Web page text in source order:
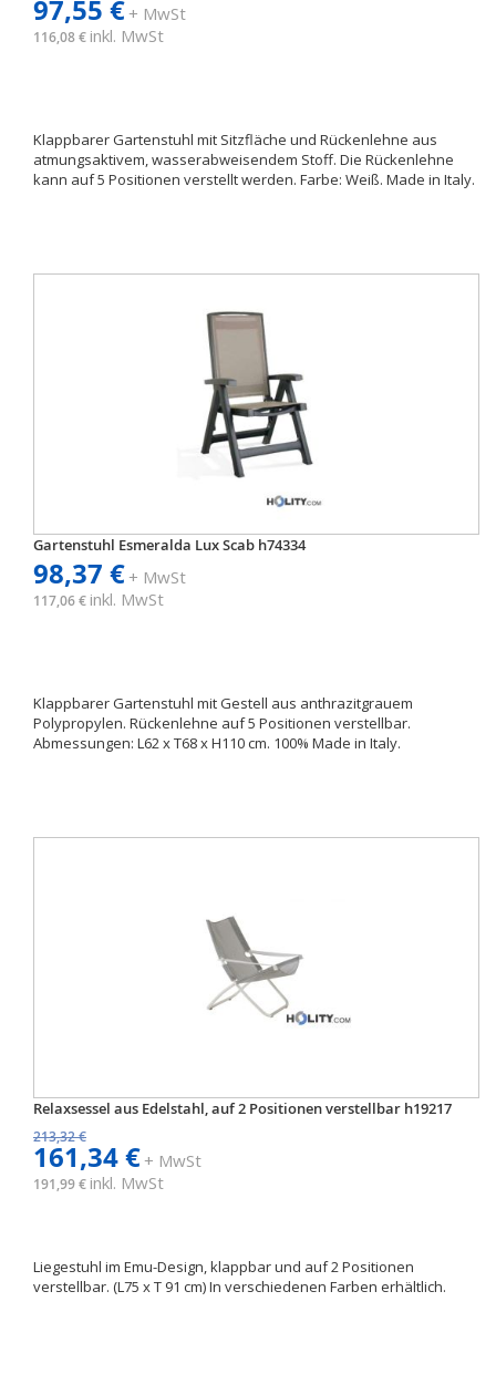
97,55 €+ MwSt
116,08 € inkl. MwSt
Klappbarer Gartenstuhl mit Sitzfläche und Rückenlehne aus
atmungsaktivem, wasserabweisendem Stoff. Die Rückenlehne
kann auf 5 Positionen verstellt werden. Farbe: Weiß. Made in Italy.
Gartenstuhl Esmeralda Lux Scab h74334
98,37 €+ MwSt
117,06 € inkl. MwSt
Klappbarer Gartenstuhl mit Gestell aus anthrazitgrauem
Polypropylen. Rückenlehne auf 5 Positionen verstellbar.
Abmessungen: L62 x T68 x H110 cm. 100% Made in Italy.
Relaxsessel aus Edelstahl, auf 2 Positionen verstellbar h19217
213,32 €
161,34 €+ MwSt
191,99 € inkl. MwSt
Liegestuhl im Emu-Design, klappbar und auf 2 Positionen
verstellbar. (L75 x T 91 cm) In verschiedenen Farben erhältlich.